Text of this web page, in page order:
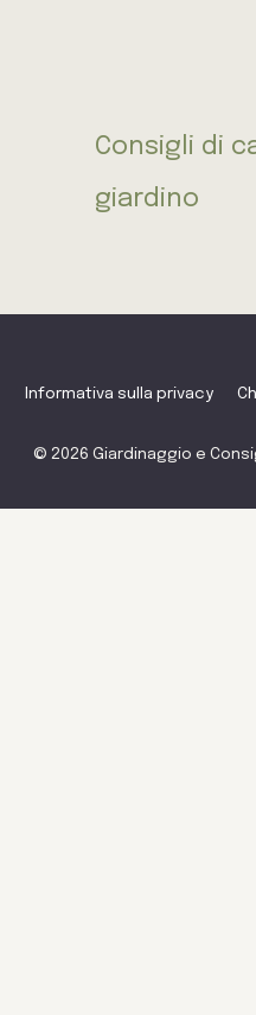
Consigli di
giardino
Informativa sulla privacy
© 2026 Giardinaggio e